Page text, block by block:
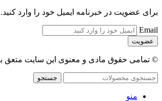
برای عضویت در خبرنامه ایمیل خود را وارد کنید.
Email
© تمامی حقوق مادی و معنوی این سایت متعق
جستجو
منو